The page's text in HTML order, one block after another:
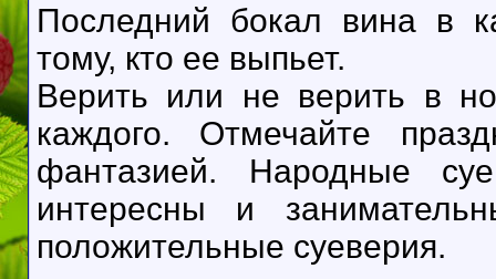
Последний бокал вина в
тому, кто ее выпьет.
Верить или не верить в
каждого. Отмечайте
фантазией. Народные
интересны и
положительные суеверия.